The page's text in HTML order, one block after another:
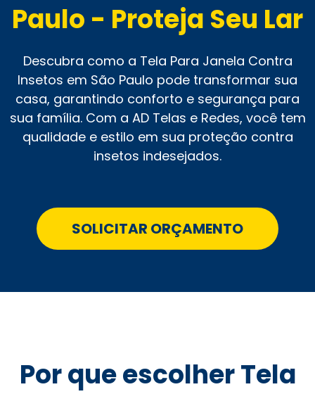
Paulo - Proteja Seu Lar
Descubra como a Tela Para Janela Contra
Insetos em São Paulo pode transformar sua
casa, garantindo conforto e segurança para
sua família. Com a AD Telas e Redes, você tem
qualidade e estilo em sua proteção contra
insetos indesejados.
SOLICITAR ORÇAMENTO
Por que escolher Tela